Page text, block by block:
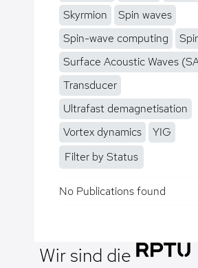
Skyrmion
Spin waves
Spin-wave computing
Surface Acoustic Waves
Transducer
Ultrafast demagnetisation
Vortex dynamics
YIG
Filter by Status
No Publications found
Wir sind die